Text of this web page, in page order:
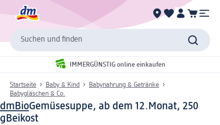
Suchen und finden
IMMERGÜNSTIG online einkaufen
Startseite Baby & Kind
Babynahrung & Getränke
Babygläschen & Co.
dmBioGemüsesuppe, ab dem 12.Monat, 250
gBeikost